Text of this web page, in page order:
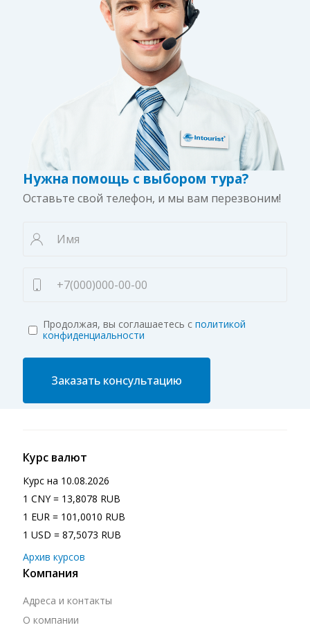
Нужна помощь с выбором тура?
Оставьте свой телефон, и мы вам перезвоним!
Продолжая, вы соглашаетесь с политикой
конфиденциальности
Заказать консультацию
Курс валют
Курс на 10.08.2026
1 CNY = 13,8078 RUB
1 EUR = 101,0010 RUB
1 USD = 87,5073 RUB
Архив курсов
Компания
Адреса и контакты
О компании